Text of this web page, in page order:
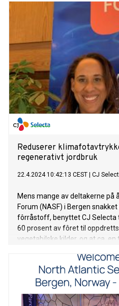
Reduserer
regenerativt jordbruk
22.4.2024 10:42:13 CEST CJ
Mens mange av deltakerne på
Forum (NASF) i Bergen
fôrråstoff, benyttet CJ Selecta
60 prosent av fôret til
vegetabilske kilder, og at ca.